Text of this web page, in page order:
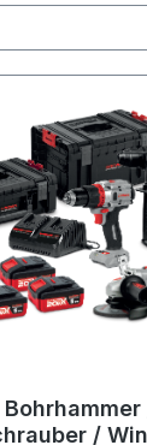
Bohrhammer
/